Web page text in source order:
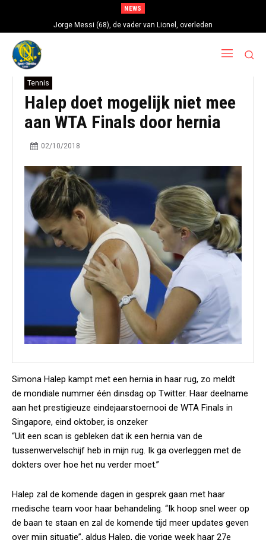
NEWS
Jorge Messi (68), de vader van Lionel, overleden
Tennis
Halep doet mogelijk niet mee
aan WTA Finals door hernia
02/10/2018
Simona Halep kampt met een hernia in haar rug, zo meldt
de mondiale nummer één dinsdag op Twitter. Haar deelname
aan het prestigieuze eindejaarstoernooi de WTA Finals in
Singapore, eind oktober, is onzeker
“Uit een scan is gebleken dat ik een hernia van de
tussenwervelschijf heb in mijn rug. Ik ga overleggen met de
dokters over hoe het nu verder moet.”
Halep zal de komende dagen in gesprek gaan met haar
medische team voor haar behandeling. “Ik hoop snel weer op
de baan te staan en zal de komende tijd meer updates geven
over mijn situatie”, aldus Halep, die vorige week haar 27e